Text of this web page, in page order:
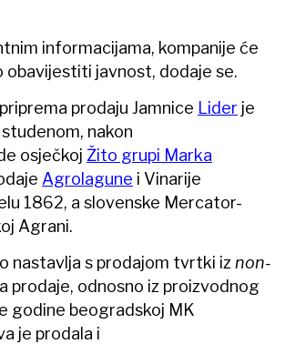
informacijama, kompanije će
obavijestiti javnost, dodaje se.
prodaju Jamnice Lider je
nakon
osječkoj Žito grupi Marka
Agrolagune i Vinarije
1862, a slovenske Mercator-
Agrani.
nastavlja s prodajom tvrtki iz non-
prodaje, odnosno iz proizvodnog
godine beogradskoj MK
je prodala i